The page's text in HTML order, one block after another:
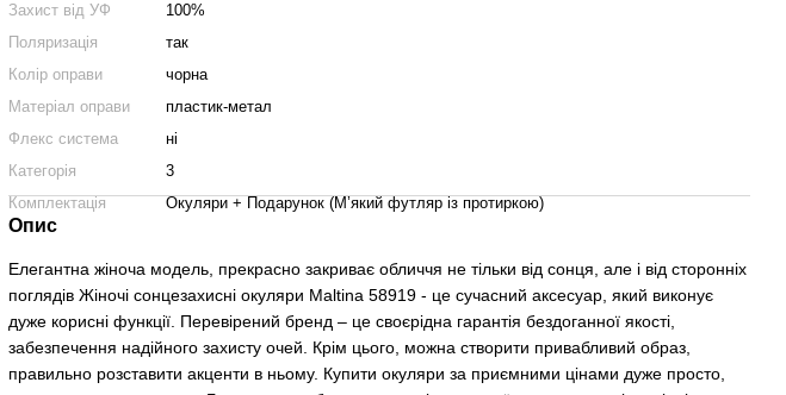
Захист від УФ
100%
Поляризація
так
Колір оправи
чорна
Матеріал оправи
пластик-метал
Флекс система
ні
Категорія
3
Комплектація
Окуляри + Подарунок (М’який футляр із протиркою)
Опис
Елегантна жіноча модель, прекрасно закриває обличчя не тільки від сонця, але і від сторонніх
поглядів Жіночі сонцезахисні окуляри Maltina 58919 - це сучасний аксесуар, який виконує
дуже корисні функції. Перевірений бренд – це своєрідна гарантія бездоганної якості,
забезпечення надійного захисту очей. Крім цього, можна створити привабливий образ,
правильно розставити акценти в ньому. Купити окуляри за приємними цінами дуже просто,